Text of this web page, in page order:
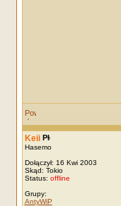
Keii
Hasemo
Dołączył: 16 Kwi 2003
Skąd: Tokio
Status: offline
Grupy:
AntyWiP